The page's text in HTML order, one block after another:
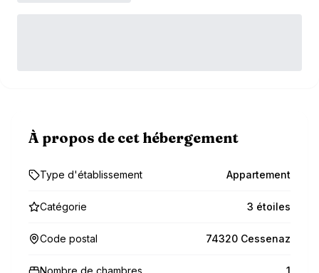
À propos de cet hébergement
Type d'établissement Appartement
Catégorie 3 étoiles
Code postal 74320 Cessenaz
Nombre de chambres 1